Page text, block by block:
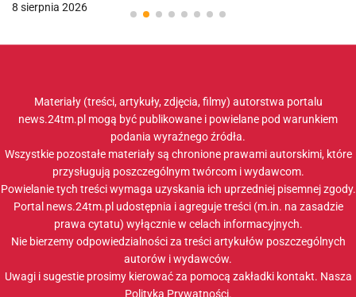
8 sierpnia 2026
Materiały (treści, artykuły, zdjęcia, filmy) autorstwa portalu
news.24tm.pl mogą być publikowane i powielane pod warunkiem
podania wyraźnego źródła.
Wszystkie pozostałe materiały są chronione prawami autorskimi, które
przysługują poszczególnym twórcom i wydawcom.
Powielanie tych treści wymaga uzyskania ich uprzedniej pisemnej zgody.
Portal news.24tm.pl udostępnia i agreguje treści (m.in. na zasadzie
prawa cytatu) wyłącznie w celach informacyjnych.
Nie bierzemy odpowiedzialności za treści artykułów poszczególnych
autorów i wydawców.
Uwagi i sugestie prosimy kierować za pomocą zakładki kontakt. Nasza
Polityka Prywatności.